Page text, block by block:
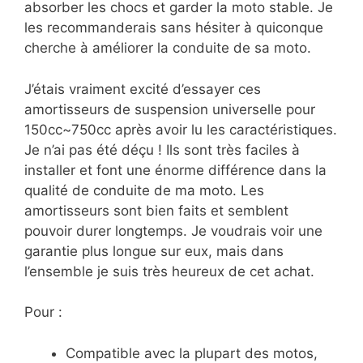
absorber les chocs et garder la moto stable. Je
les recommanderais sans hésiter à quiconque
cherche à améliorer la conduite de sa moto.
J’étais vraiment excité d’essayer ces
amortisseurs de suspension universelle pour
150cc~750cc après avoir lu les caractéristiques.
Je n’ai pas été déçu ! Ils sont très faciles à
installer et font une énorme différence dans la
qualité de conduite de ma moto. Les
amortisseurs sont bien faits et semblent
pouvoir durer longtemps. Je voudrais voir une
garantie plus longue sur eux, mais dans
l’ensemble je suis très heureux de cet achat.
Pour :
Compatible avec la plupart des motos,